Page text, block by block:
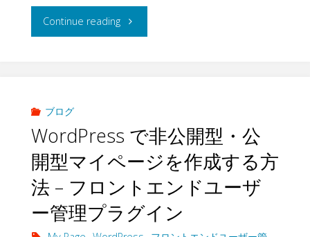
税
率
つ
い
て"
販
売
サ
イ
Continue reading"ク
フ
ァ
ブログ
WordPress で非公開型・公
開型マイページを作成する方
法 – フロントエンドユーザ
ー管理プラグイン